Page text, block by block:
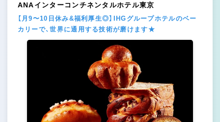
ANAインターコンチネンタルホテル東京
【月9〜10日休み&福利厚生◎】IHGグループホテルのベー
カリーで、世界に通用する技術が磨けます★